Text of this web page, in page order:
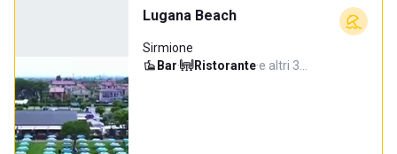
Lugana Beach
Sirmione
Bar· Ristorante·e altri 3…